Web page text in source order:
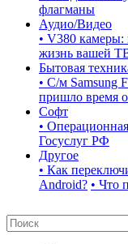
флагманы
Аудио/Видео
• V380 камеры:
жизнь вашей
Бытовая
• С/м Samsung
пришло время
Софт
•
Госуслуг РФ
Другое
• Как
Android? • Что